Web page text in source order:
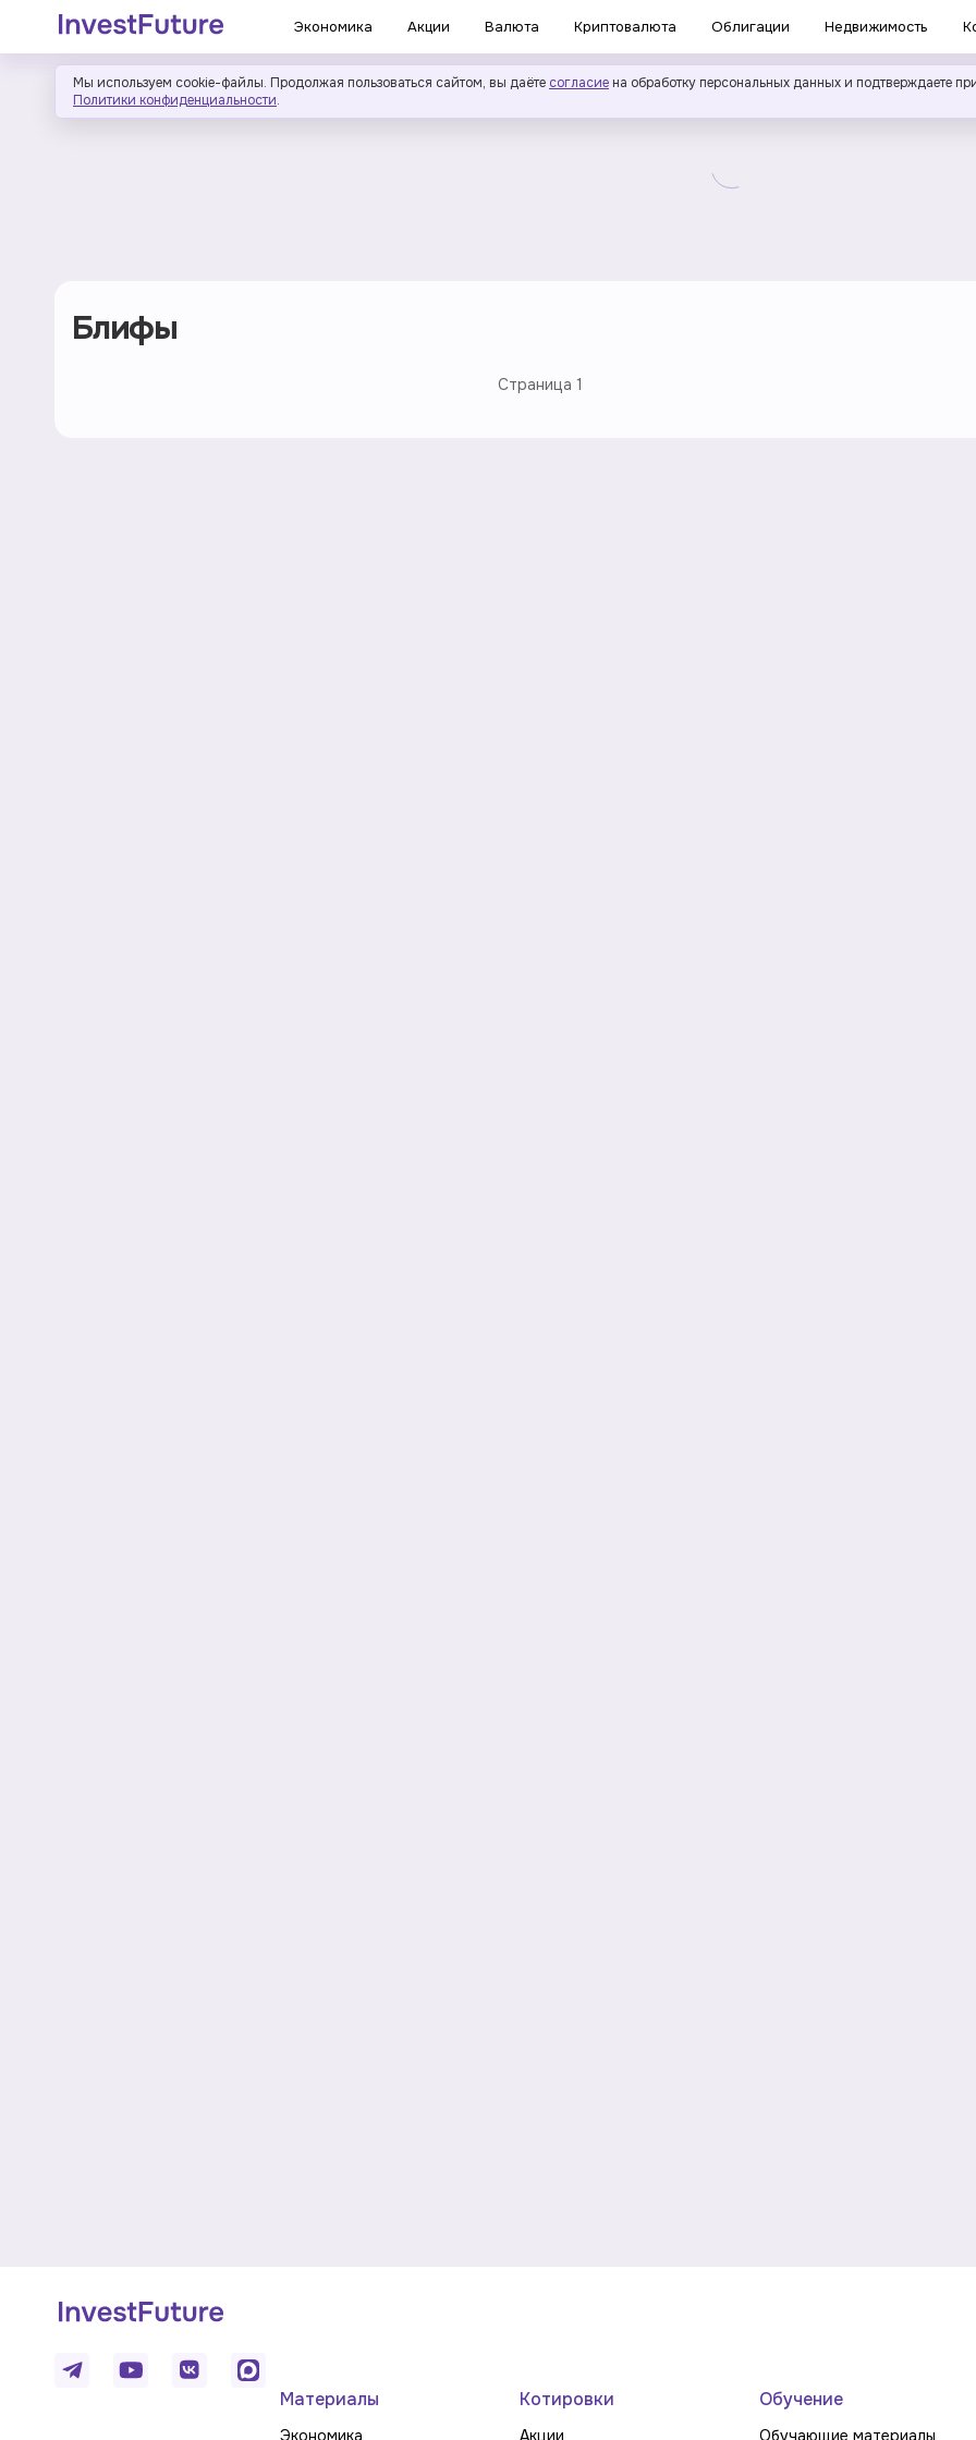
Экономика Акции Валюта Криптовалюта Облигации Недвижимость
Мы используем cookie-файлы. Продолжая пользоваться сайтом, вы даёте согласие на обработку персональных данных и подтверждаете
Политики конфиденциальности.
Блифы
Страница 1
Материалы
Экономика
Котировки
Акции
Обучение
Обучающие материалы